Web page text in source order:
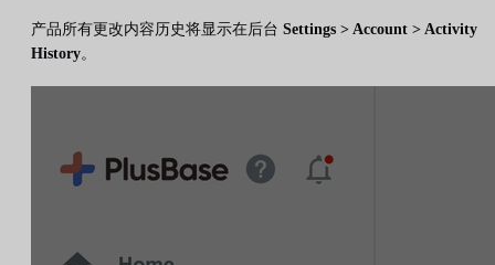
产品所有更改内容历史将显示在后台 Settings > Account > Activity
History。